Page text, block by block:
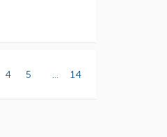
4 5 ... 14